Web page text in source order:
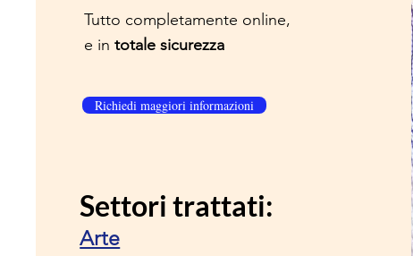
Tutto completamente online,
e intotale sicurezza
Richiedi maggiori informazioni
Settori trattati:
Arte